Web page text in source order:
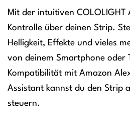
Mit der intuitiven COLOLIGHT
Kontrolle über deinen Strip.
Helligkeit, Effekte und vieles
von deinem Smartphone oder
Kompatibilität mit Amazon
Assistant kannst du den Strip
steuern.